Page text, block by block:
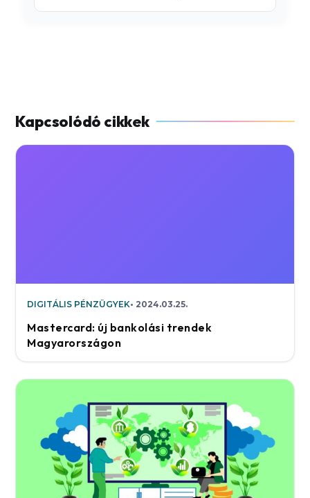
DIGITÁLIS PÉNZÜGYEK 2024.03.25.
Mastercard: új bankolási trendek
Magyarországon